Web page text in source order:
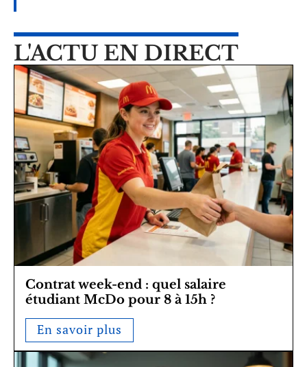
L'ACTU EN DIRECT
Contrat week-end : quel salaire
étudiant McDo pour 8 à 15h ?
En savoir plus